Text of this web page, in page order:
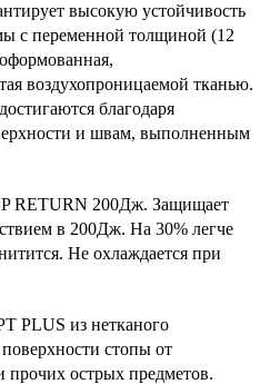
высокую устойчивость
с переменной толщиной (12
воздухопроницаемой тканью.
благодаря
и швам, выполненным
RETURN 200Дж. Защищает
в 200Дж. На 30% легче
Не охлаждается при
PLUS из нетканого
стопы от
прочих острых предметов.